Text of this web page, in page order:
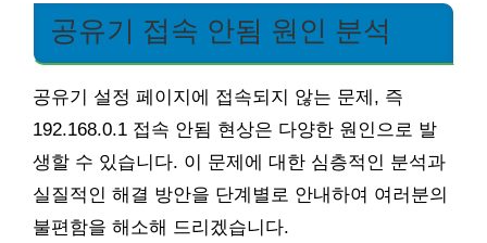
공유기 접속 안됨 원인 분석
공유기 설정 페이지에 접속되지 않는 문제, 즉
192.168.0.1 접속 안됨 현상은 다양한 원인으로 발
생할 수 있습니다. 이 문제에 대한 심층적인 분석과
실질적인 해결 방안을 단계별로 안내하여 여러분의
불편함을 해소해 드리겠습니다.